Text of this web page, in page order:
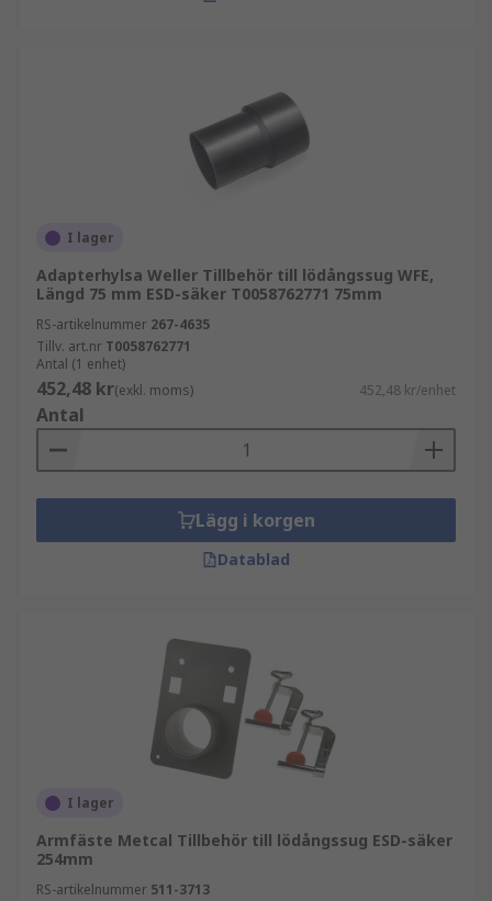
I lager
Adapterhylsa Weller Tillbehör till lödångssug WFE,
Längd 75 mm ESD-säker T0058762771 75mm
RS-artikelnummer 267-4635
Tillv. art.nr T0058762771
Antal (1 enhet)
452,48 kr(exkl. moms) 452,48 kr/enhet
Antal
Lägg i korgen
Datablad
I lager
Armfäste Metcal Tillbehör till lödångssug ESD-säker
254mm
RS-artikelnummer 511-3713